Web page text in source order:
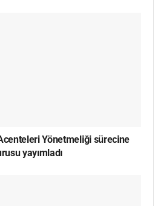
Yönetmeliği sürecine
yayımladı